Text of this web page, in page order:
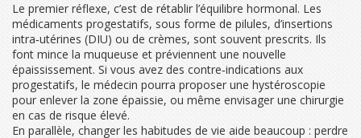
Le premier réflexe, c’est de rétablir l’équilibre hormonal. Les
médicaments progestatifs, sous forme de pilules, d’insertions
intra‑utérines (DIU) ou de crèmes, sont souvent prescrits. Ils
font mince la muqueuse et préviennent une nouvelle
épaississement. Si vous avez des contre‑indications aux
progestatifs, le médecin pourra proposer une hystéroscopie
pour enlever la zone épaissie, ou même envisager une chirurgie
en cas de risque élevé.
En parallèle, changer les habitudes de vie aide beaucoup : perdre